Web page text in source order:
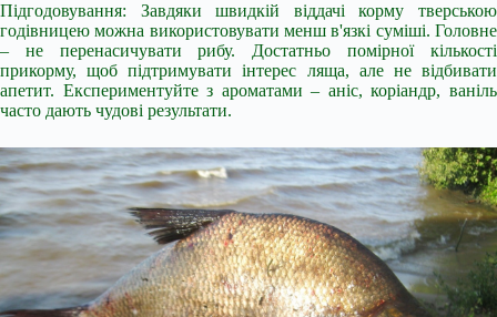
Підгодовування: Завдяки швидкій віддачі корму тверською
годівницею можна використовувати менш в'язкі суміші. Головне
– не перенасичувати рибу. Достатньо помірної кількості
прикорму, щоб підтримувати інтерес ляща, але не відбивати
апетит. Експериментуйте з ароматами – аніс, коріандр, ваніль
часто дають чудові результати.